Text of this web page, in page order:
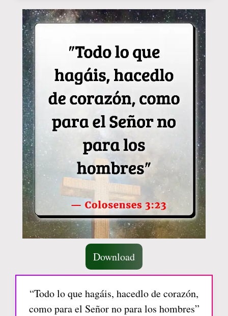
Download
“Todo lo que hagáis, hacedlo de corazón,
como para el Señor no para los hombres”